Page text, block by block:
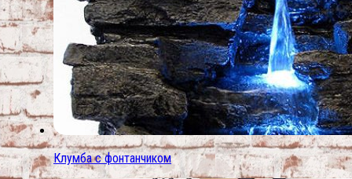
Клумба с фонтанчиком